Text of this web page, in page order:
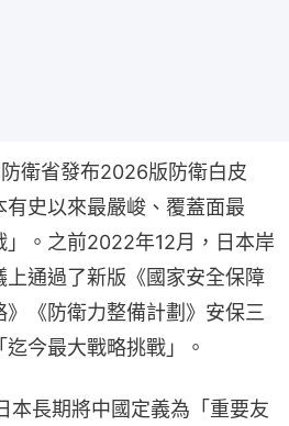
衛省發布2026版防衛白皮
史以來最嚴峻、覆蓋面最
」。之前2022年12月，日本岸
上通過了新版《國家安全保障
《防衛力整備計劃》安保三
今最大戰略挑戰」。
本長期將中國定義為「重要友